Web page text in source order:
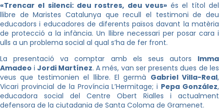
«Trencar el silenci: deu rostres, deu veus» és el títol del
llibre de Maristes Catalunya que recull el testimoni de deu
educadors i educadores de diferents països davant la matèria
de protecció a la infància. Un llibre necessari per posar cara i
ulls a un problema social al qual s’ha de fer front.
La presentació va comptar amb els seus autors Imma
Amadeo i Jordi Martínez. A més, van ser presents dues de les
veus que testimonien el llibre. El germà Gabriel Villa-Real,
Vicari provincial de la Província L’Hermitage; i Pepa González,
educadora social del Centre Obert Rialles i actualment
defensora de la ciutadania de Santa Coloma de Gramenet.